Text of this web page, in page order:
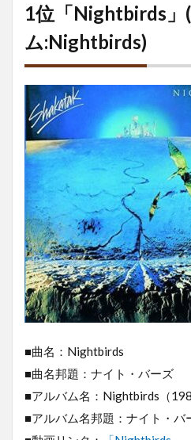
1位「Nightbirds」
ム:Nightbirds)
■曲名：Nightbirds
■曲名邦題：ナイト・バーズ
■アルバム名：Nightbirds（
■アルバム名邦題：ナイト・バ